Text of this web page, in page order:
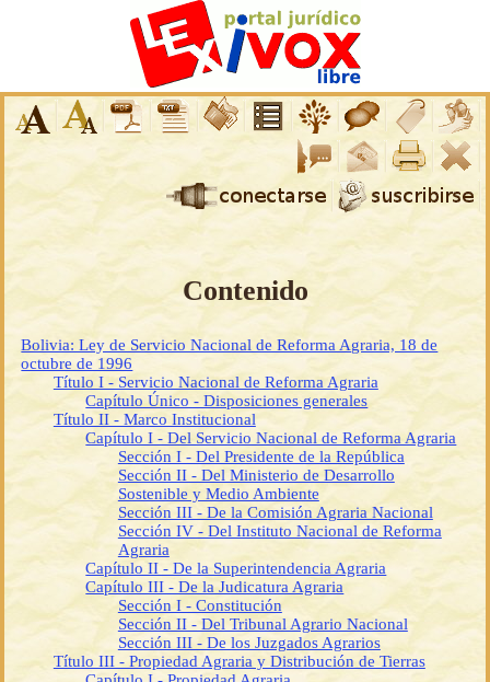
Contenido
Bolivia: Ley de Servicio Nacional de Reforma Agraria, 18 de
octubre de 1996
Título I - Servicio Nacional de Reforma Agraria
Capítulo Único - Disposiciones generales
Título II - Marco Institucional
Capítulo I - Del Servicio Nacional de Reforma Agraria
Sección I - Del Presidente de la República
Sección II - Del Ministerio de Desarrollo
Sostenible y Medio Ambiente
Sección III - De la Comisión Agraria Nacional
Sección IV - Del Instituto Nacional de Reforma
Agraria
Capítulo II - De la Superintendencia Agraria
Capítulo III - De la Judicatura Agraria
Sección I - Constitución
Sección II - Del Tribunal Agrario Nacional
Sección III - De los Juzgados Agrarios
Título III - Propiedad Agraria y Distribución de Tierras